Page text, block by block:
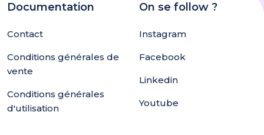
Documentation
Contact
Conditions générales de
vente
Conditions générales
d'utilisation
On se follow ?
Instagram
Facebook
Linkedin
Youtube